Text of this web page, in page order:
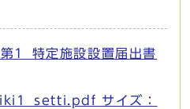
1_特定施設設置届出書
サイズ：